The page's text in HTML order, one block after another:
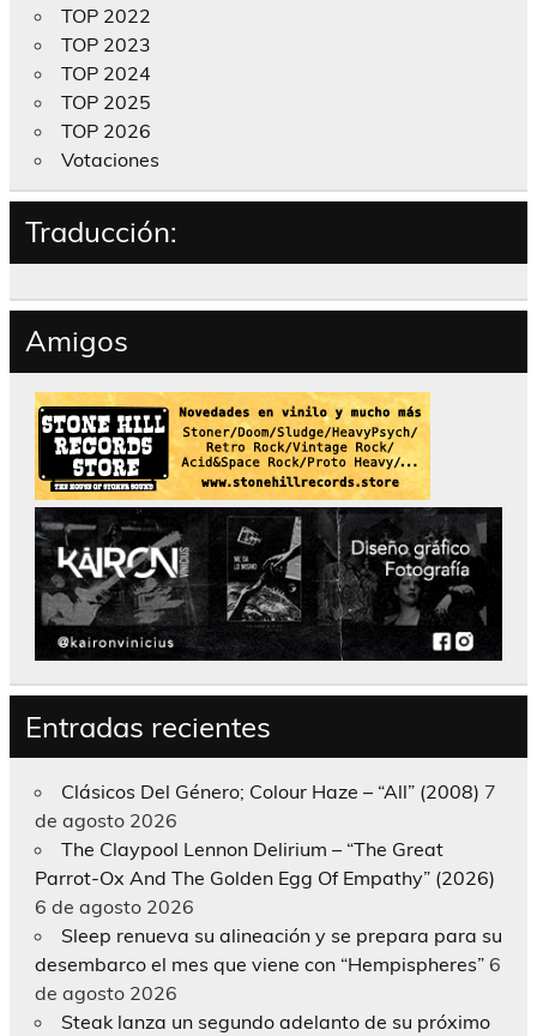
TOP 2022
TOP 2023
TOP 2024
TOP 2025
TOP 2026
Votaciones
Traducción:
Amigos
Entradas recientes
Clásicos Del Género; Colour Haze – “All” (2008) 7
de agosto 2026
The Claypool Lennon Delirium – “The Great
Parrot-Ox And The Golden Egg Of Empathy” (2026)
6 de agosto 2026
Sleep renueva su alineación y se prepara para su
desembarco el mes que viene con “Hempispheres” 6
de agosto 2026
Steak lanza un segundo adelanto de su próximo